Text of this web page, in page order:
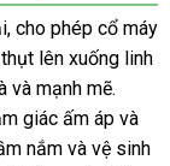
cho phép cổ máy
lên xuống linh
và mạnh mẽ.
giác ấm áp và
nắm và vệ sinh